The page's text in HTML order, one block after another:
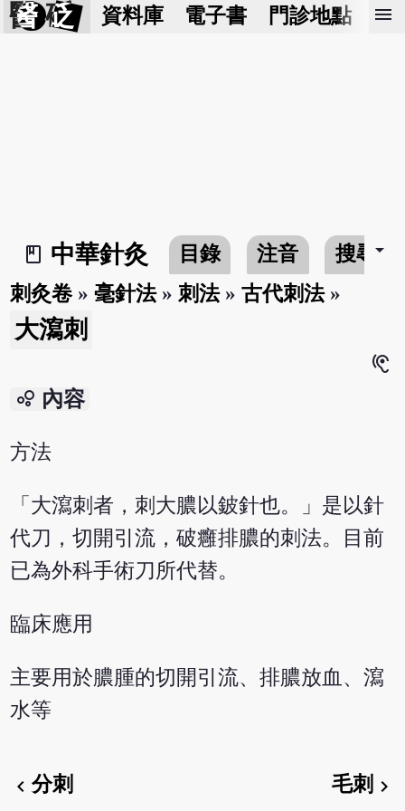
醫 砭 資料庫 電子書 門診地點 預
menu
book_2
中華針灸 目錄 注音 搜尋arrow_drop_down
刺灸卷 »毫針法» 刺法»古代刺法»
大瀉刺
hearing
bubble_chart 內容
方法
「大瀉刺者，刺大膿以鈹針也。」是以針
代刀，切開引流，破癰排膿的刺法。目前
已為外科手術刀所代替。
臨床應用
主要用於膿腫的切開引流、排膿放血、瀉
水等
chevron_left分刺 毛刺 chevron_right